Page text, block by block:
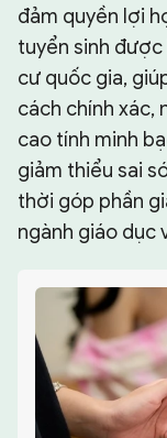
đảm quyền lợi
tuyển sinh
cư quốc gia,
cách chính xác,
cao tính minh
giảm thiểu sai
thời góp phần
ngành giáo dục